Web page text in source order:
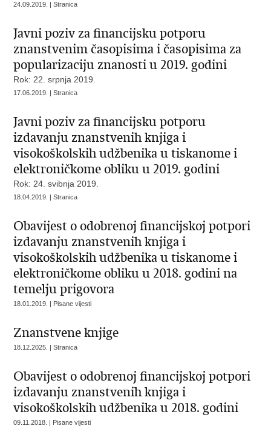
24.09.2019. | Stranica
Javni poziv za financijsku potporu
znanstvenim časopisima i časopisima za
popularizaciju znanosti u 2019. godini
Rok: 22. srpnja 2019.
17.06.2019. | Stranica
Javni poziv za financijsku potporu
izdavanju znanstvenih knjiga i
visokoškolskih udžbenika u tiskanome i
elektroničkome obliku u 2019. godini
Rok: 24. svibnja 2019.
18.04.2019. | Stranica
Obavijest o odobrenoj financijskoj potpori
izdavanju znanstvenih knjiga i
visokoškolskih udžbenika u tiskanome i
elektroničkome obliku u 2018. godini na
temelju prigovora
18.01.2019. | Pisane vijesti
Znanstvene knjige
18.12.2025. | Stranica
Obavijest o odobrenoj financijskoj potpori
izdavanju znanstvenih knjiga i
visokoškolskih udžbenika u 2018. godini
09.11.2018. | Pisane vijesti